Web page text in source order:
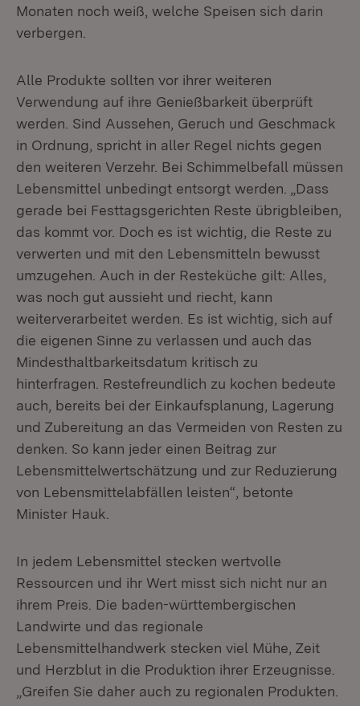
Monaten noch weiß, welche Speisen sich darin
verbergen.
Alle Produkte sollten vor ihrer weiteren
Verwendung auf ihre Genießbarkeit überprüft
werden. Sind Aussehen, Geruch und Geschmack
in Ordnung, spricht in aller Regel nichts gegen
den weiteren Verzehr. Bei Schimmelbefall müssen
Lebensmittel unbedingt entsorgt werden. „Dass
gerade bei Festtagsgerichten Reste übrigbleiben,
das kommt vor. Doch es ist wichtig, die Reste zu
verwerten und mit den Lebensmitteln bewusst
umzugehen. Auch in der Resteküche gilt: Alles,
was noch gut aussieht und riecht, kann
weiterverarbeitet werden. Es ist wichtig, sich auf
die eigenen Sinne zu verlassen und auch das
Mindesthaltbarkeitsdatum kritisch zu
hinterfragen. Restefreundlich zu kochen bedeute
auch, bereits bei der Einkaufsplanung, Lagerung
und Zubereitung an das Vermeiden von Resten zu
denken. So kann jeder einen Beitrag zur
Lebensmittelwertschätzung und zur Reduzierung
von Lebensmittelabfällen leisten“, betonte
Minister Hauk.
In jedem Lebensmittel stecken wertvolle
Ressourcen und ihr Wert misst sich nicht nur an
ihrem Preis. Die baden-württembergischen
Landwirte und das regionale
Lebensmittelhandwerk stecken viel Mühe, Zeit
und Herzblut in die Produktion ihrer Erzeugnisse.
„Greifen Sie daher auch zu regionalen Produkten.